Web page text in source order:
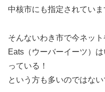
中核市にも指定されていま
そんないわき市で今ネッ
Eats（ウーバーイーツ）
っている！
という方も多いのではない